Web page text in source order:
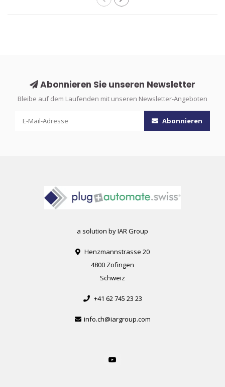
Abonnieren Sie unseren Newsletter
Bleibe auf dem Laufenden mit unseren Newsletter-Angeboten
Abonnieren
a solution by IAR Group
Henzmannstrasse 20
4800 Zofingen
Schweiz
+41 62 745 23 23
info.ch@iargroup.com